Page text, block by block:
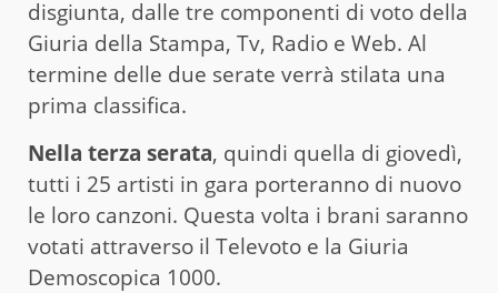
disgiunta, dalle tre componenti di voto della
Giuria della Stampa, Tv, Radio e Web. Al
termine delle due serate verrà stilata una
prima classifica.
Nella terza serata, quindi quella di giovedì,
tutti i 25 artisti in gara porteranno di nuovo
le loro canzoni. Questa volta i brani saranno
votati attraverso il Televoto e la Giuria
Demoscopica 1000.